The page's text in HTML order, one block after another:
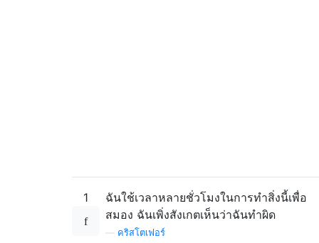
1
ฉันใช้เวลาหลายชั่วโมงในการทำสิ่งนี้เพื่อ
สมอง ฉันเพิ่งสังเกตเห็นว่าฉันทำผิด
คริสโตเฟอร์